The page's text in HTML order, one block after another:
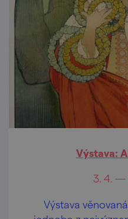
Výstava:
3. 4. —
Výstava